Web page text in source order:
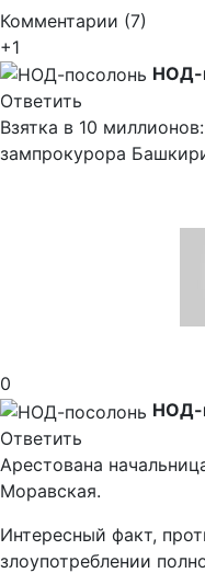
Комментарии (7)
+1
НОД-
Ответить
Взятка в 10
зампрокурора
0
НОД-
Ответить
Арестована
Моравская.
Интересный факт,
злоупотреблении